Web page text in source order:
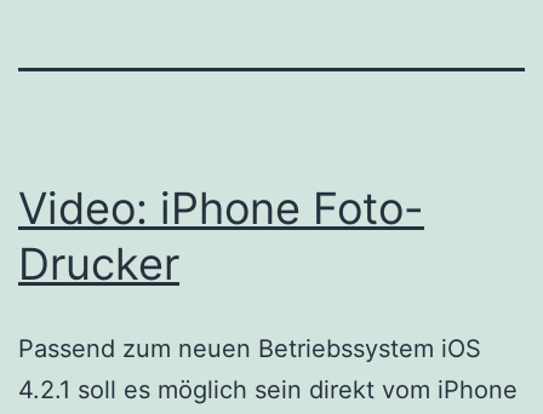
Video: iPhone Foto-
Drucker
Passend zum neuen Betriebssystem iOS
4.2.1 soll es möglich sein direkt vom iPhone